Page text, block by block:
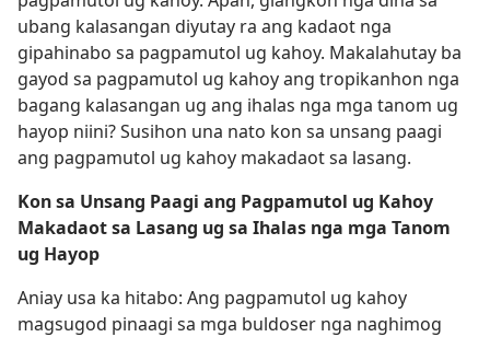
ubang kalasangan diyutay ra ang kadaot nga
gipahinabo sa pagpamutol ug kahoy. Makalahutay ba
gayod sa pagpamutol ug kahoy ang tropikanhon nga
bagang kalasangan ug ang ihalas nga mga tanom ug
hayop niini? Susihon una nato kon sa unsang paagi
ang pagpamutol ug kahoy makadaot sa lasang.
Kon sa Unsang Paagi ang Pagpamutol ug Kahoy
Makadaot sa Lasang ug sa Ihalas nga mga Tanom
ug Hayop
Aniay usa ka hitabo: Ang pagpamutol ug kahoy
magsugod pinaagi sa mga buldoser nga naghimog